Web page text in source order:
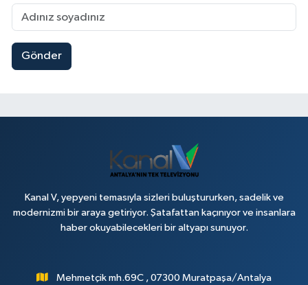
Gönder
Kanal V, yepyeni temasıyla sizleri buluştururken, sadelik ve
modernizmi bir araya getiriyor. Şatafattan kaçınıyor ve insanlara
haber okuyabilecekleri bir altyapı sunuyor.
Mehmetçik mh.69C , 07300 Muratpaşa/Antalya